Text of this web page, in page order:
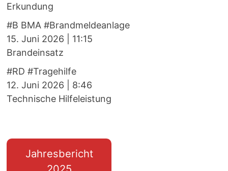
Erkundung
#B BMA #Brandmeldeanlage
15. Juni 2026
11:15
Brandeinsatz
#RD #Tragehilfe
12. Juni 2026
8:46
Technische Hilfeleistung
Jahresbericht